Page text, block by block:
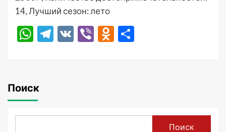
14, Лучший сезон: лето
WhatsApp
Telegram
VK ViberOdnoklassniki
Поиск
Поиск